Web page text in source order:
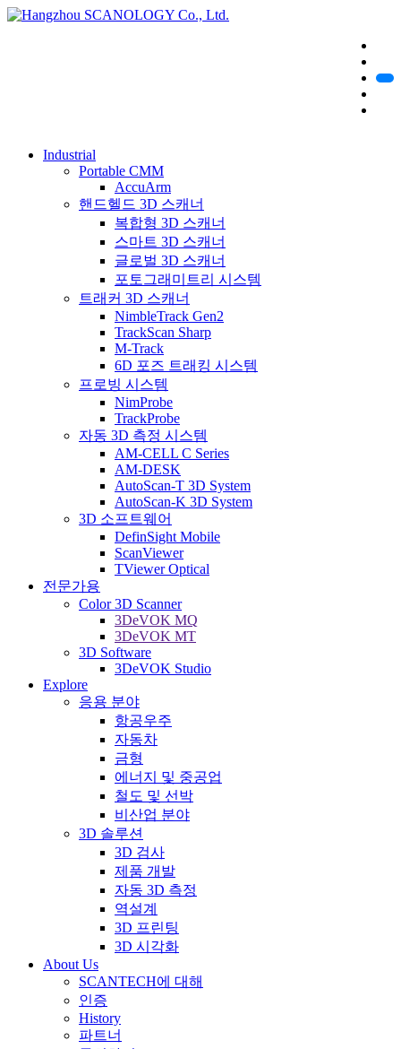
Industrial
Portable CMM
AccuArm
핸드헬드 3D 스캐너
복합형 3D 스캐너
스마트 3D 스캐너
글로벌 3D 스캐너
포토그래미트리 시스템
트래커 3D 스캐너
NimbleTrack Gen2
TrackScan Sharp
M-Track
6D 포즈 트래킹 시스템
프로빙 시스템
NimProbe
TrackProbe
자동 3D 측정 시스템
AM-CELL C Series
AM-DESK
AutoScan-T 3D System
AutoScan-K 3D System
3D 소프트웨어
DefinSight Mobile
ScanViewer
TViewer Optical
전문가용
Color 3D Scanner
3DeVOK MQ
3DeVOK MT
3D Software
3DeVOK Studio
Explore
응용 분야
항공우주
자동차
금형
에너지 및 중공업
철도 및 선박
비산업 분야
3D 솔루션
3D 검사
제품 개발
자동 3D 측정
역설계
3D 프린팅
3D 시각화
About Us
SCANTECH에 대해
인증
History
파트너